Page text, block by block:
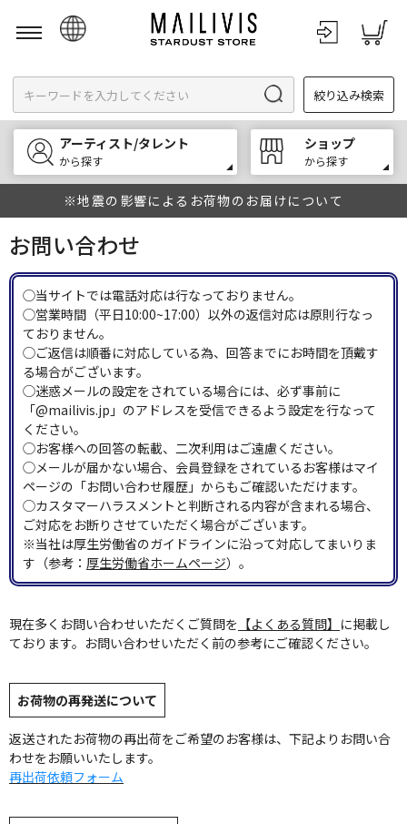
English
한국어
中文
絞り込み検索
アーティスト/タレント
から探す
ショップ
から探す
※地震の影響によるお荷物のお届けについて
お問い合わせ
◯当サイトでは電話対応は行なっておりません。
◯営業時間（平日10:00~17:00）以外の返信対応は原則行なっ
ておりません。
◯ご返信は順番に対応している為、回答までにお時間を頂戴す
る場合がございます。
◯迷惑メールの設定をされている場合には、必ず事前に
「@mailivis.jp」のアドレスを受信できるよう設定を行なって
ください。
◯お客様への回答の転載、二次利用はご遠慮ください。
◯メールが届かない場合、会員登録をされているお客様はマイ
ページの「お問い合わせ履歴」からもご確認いただけます。
◯カスタマーハラスメントと判断される内容が含まれる場合、
ご対応をお断りさせていただく場合がございます。
※当社は厚生労働省のガイドラインに沿って対応してまいりま
す（参考： 厚生労働省ホームページ）。
現在多くお問い合わせいただくご質問を 【よくある質問】 に掲載し
ております。お問い合わせいただく前の参考にご確認ください。
お荷物の再発送について
返送されたお荷物の再出荷をご希望のお客様は、下記よりお問い合
わせをお願いいたします。
再出荷依頼フォーム